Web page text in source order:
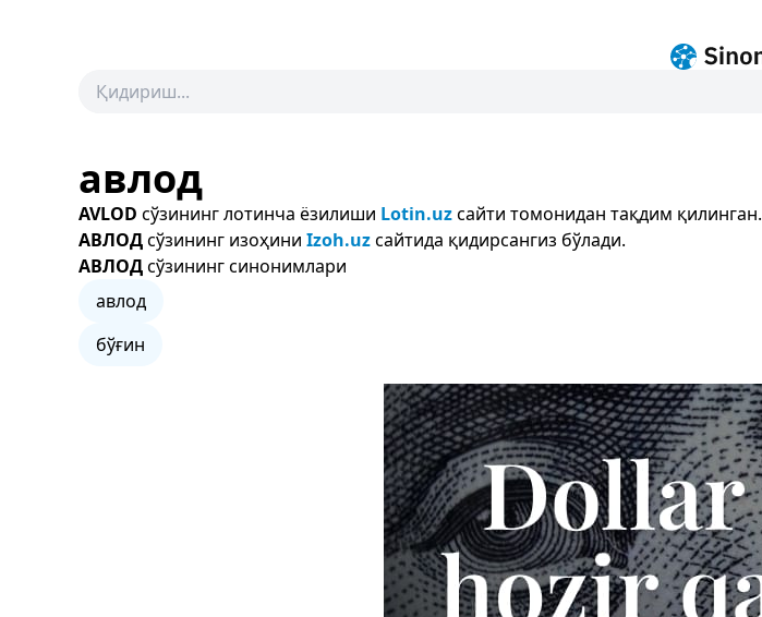
авлод
AVLOD сўзининг лотинча ёзилиши Lotin.uzсайти томонидан тақдим қилинган.
АВЛОДсўзининг изоҳини Izoh.uzсайтида қидирсангиз бўлади.
АВЛОДсўзининг синонимлари
авлод
бўғин